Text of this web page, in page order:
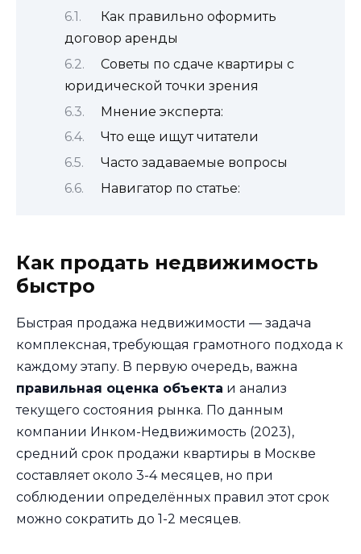
Как правильно оформить
договор аренды
Советы по сдаче квартиры с
юридической точки зрения
Мнение эксперта:
Что еще ищут читатели
Часто задаваемые вопросы
Навигатор по статье:
Как продать недвижимость
быстро
Быстрая продажа недвижимости — задача
комплексная, требующая грамотного подхода к
каждому этапу. В первую очередь, важна
правильная оценка объекта и анализ
текущего состояния рынка. По данным
компании Инком-Недвижимость (2023),
средний срок продажи квартиры в Москве
составляет около 3-4 месяцев, но при
соблюдении определённых правил этот срок
можно сократить до 1-2 месяцев.